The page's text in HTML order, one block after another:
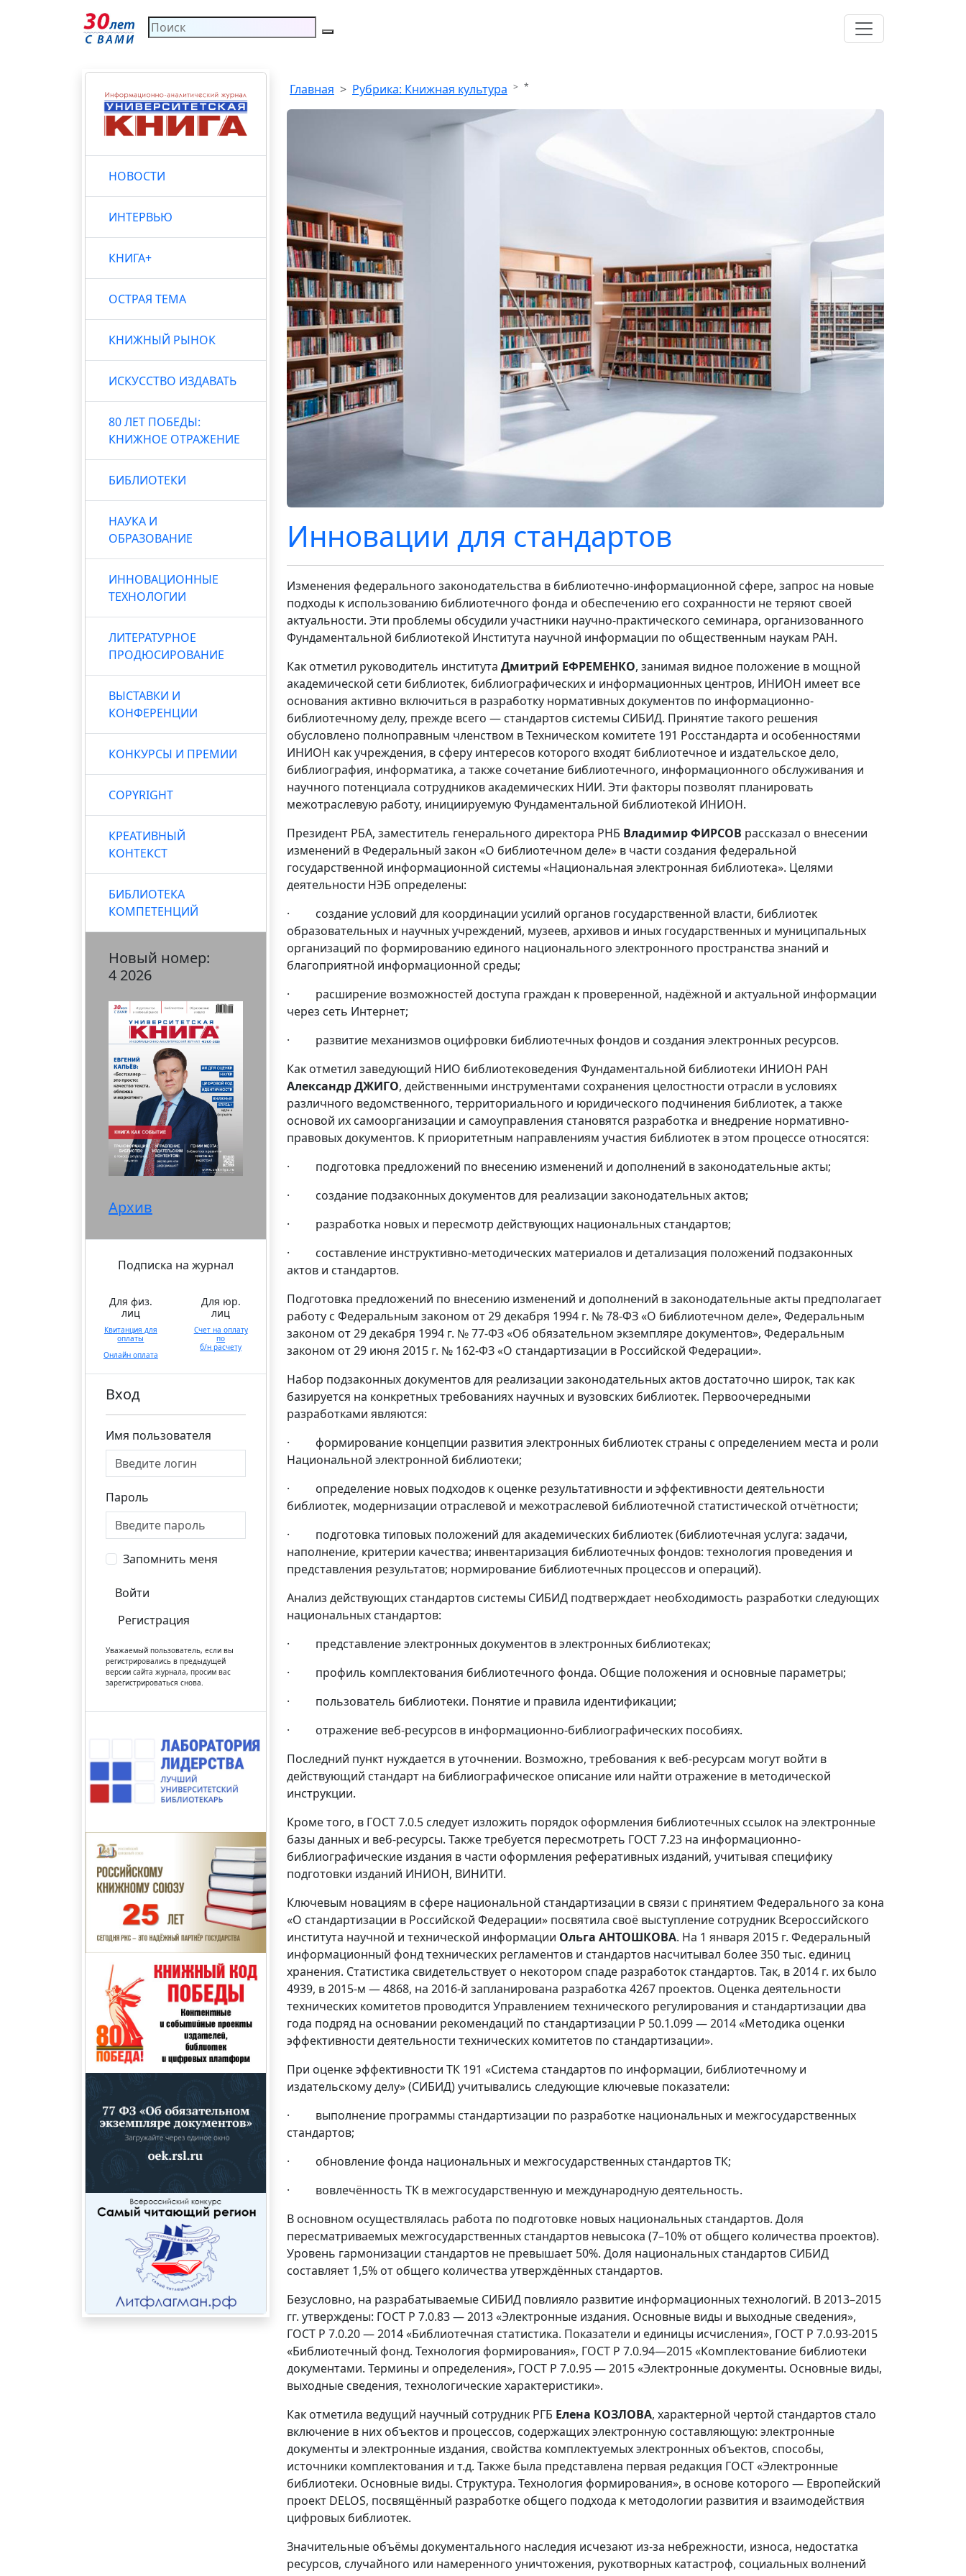
НОВОСТИ
ИНТЕРВЬЮ
КНИГА+
ОСТРАЯ ТЕМА
КНИЖНЫЙ РЫНОК
ИСКУССТВО ИЗДАВАТЬ
80 ЛЕТ ПОБЕДЫ:
КНИЖНОЕ ОТРАЖЕНИЕ
БИБЛИОТЕКИ
НАУКА И
ОБРАЗОВАНИЕ
ИННОВАЦИОННЫЕ
ТЕХНОЛОГИИ
ЛИТЕРАТУРНОЕ
ПРОДЮСИРОВАНИЕ
ВЫСТАВКИ И
КОНФЕРЕНЦИИ
КОНКУРСЫ И ПРЕМИИ
COPYRIGHT
КРЕАТИВНЫЙ
КОНТЕКСТ
БИБЛИОТЕКА
КОМПЕТЕНЦИЙ
Новый номер:
4 2026
Архив
Подписка на журнал
Для физ.
лиц
Квитанция для
оплаты
Онлайн оплата
Для юр.
лиц
Счет на оплату
по
б/н расчету
Вход
Имя пользователя
Пароль
Запомнить меня
Войти
Регистрация
Уважаемый пользователь, если вы
регистрировались в предыдущей
версии сайта журнала, просим вас
зарегистрироваться снова.
Главная Рубрика: Книжная культура *
Инновации для стандартов
Изменения федерального законодательства в библиотечно-информационной сфере, запрос на новые
подходы к использованию библиотечного фонда и обеспечению его сохранности не теряют своей
актуальности. Эти проблемы обсудили участники научно-практического семинара, организованного
Фундаментальной библиотекой Института научной информации по общественным наукам РАН.
Как отметил руководитель института Дмитрий ЕФРЕМЕНКО, занимая видное положение в мощной
академической сети библиотек, библиографических и информационных центров, ИНИОН имеет все
основания активно включиться в разработку нормативных документов по информационно-
библиотечному делу, прежде всего — стандартов системы СИБИД. Принятие такого решения
обусловлено полноправным членством в Техническом комитете 191 Росстандарта и особенностями
ИНИОН как учреждения, в сферу интересов которого входят библиотечное и издательское дело,
библиография, информатика, а также сочетание библиотечного, информационного обслуживания и
научного потенциала сотрудников академических НИИ. Эти факторы позволят планировать
межотраслевую работу, инициируемую Фундаментальной библиотекой ИНИОН.
Президент РБА, заместитель генерального директора РНБ Владимир ФИРСОВ рассказал о внесении
изменений в Федеральный закон «О библиотечном деле» в части создания федеральной
государственной информационной системы «Национальная электронная библиотека». Целями
деятельности НЭБ определены:
· создание условий для координации усилий органов государственной власти, библиотек
образовательных и научных учреждений, музеев, архивов и иных государственных и муниципальных
организаций по формированию единого национального электронного пространства знаний и
благоприятной информационной среды;
· расширение возможностей доступа граждан к проверенной, надёжной и актуальной информации
через сеть Интернет;
· развитие механизмов оцифровки библиотечных фондов и создания электронных ресурсов.
Как отметил заведующий НИО библиотековедения Фундаментальной библиотеки ИНИОН РАН
Александр ДЖИГО, действенными инструментами сохранения целостности отрасли в условиях
различного ведомственного, территориального и юридического подчинения библиотек, а также
основой их самоорганизации и самоуправления становятся разработка и внедрение нормативно-
правовых документов. К приоритетным направлениям участия библиотек в этом процессе относятся:
· подготовка предложений по внесению изменений и дополнений в законодательные акты;
· создание подзаконных документов для реализации законодательных актов;
· разработка новых и пересмотр действующих национальных стандартов;
· составление инструктивно-методических материалов и детализация положений подзаконных
актов и стандартов.
Подготовка предложений по внесению изменений и дополнений в законодательные акты предполагает
работу с Федеральным законом от 29 декабря 1994 г. № 78-ФЗ «О библиотечном деле», Федеральным
законом от 29 декабря 1994 г. № 77-ФЗ «Об обязательном экземпляре документов», Федеральным
законом от 29 июня 2015 г. № 162-ФЗ «О стандартизации в Российской Федерации».
Набор подзаконных документов для реализации законодательных актов достаточно широк, так как
базируется на конкретных требованиях научных и вузовских библиотек. Первоочередными
разработками являются:
· формирование концепции развития электронных библиотек страны с определением места и роли
Национальной электронной библиотеки;
· определение новых подходов к оценке результативности и эффективности деятельности
библиотек, модернизации отраслевой и межотраслевой библиотечной статистической отчётности;
· подготовка типовых положений для академических библиотек (библиотечная услуга: задачи,
наполнение, критерии качества; инвентаризация библиотечных фондов: технология проведения и
представления результатов; нормирование библиотечных процессов и операций).
Анализ действующих стандартов системы СИБИД подтверждает необходимость разработки следующих
национальных стандартов:
· представление электронных документов в электронных библиотеках;
· профиль комплектования библиотечного фонда. Общие положения и основные параметры;
· пользователь библиотеки. Понятие и правила идентификации;
· отражение веб-ресурсов в информационно-библиографических пособиях.
Последний пункт нуждается в уточнении. Возможно, требования к веб-ресурсам могут войти в
действующий стандарт на библиографическое описание или найти отражение в методической
инструкции.
Кроме того, в ГОСТ 7.0.5 следует изложить порядок оформления библиотечных ссылок на электронные
базы данных и веб-ресурсы. Также требуется пересмотреть ГОСТ 7.23 на информационно-
библиографические издания в части оформления реферативных изданий, учитывая специфику
подготовки изданий ИНИОН, ВИНИТИ.
Ключевым новациям в сфере национальной стандартизации в связи с принятием Федерального за кона
«О стандартизации в Российской Федерации» посвятила своё выступление сотрудник Всероссийского
института научной и технической информации Ольга АНТОШКОВА. На 1 января 2015 г. Федеральный
информационный фонд технических регламентов и стандартов насчитывал более 350 тыс. единиц
хранения. Статистика свидетельствует о некотором спаде разработок стандартов. Так, в 2014 г. их было
4939, в 2015-м — 4868, на 2016-й запланирована разработка 4267 проектов. Оценка деятельности
технических комитетов проводится Управлением технического регулирования и стандартизации два
года подряд на основании рекомендаций по стандартизации Р 50.1.099 — 2014 «Методика оценки
эффективности деятельности технических комитетов по стандартизации».
При оценке эффективности ТК 191 «Система стандартов по информации, библиотечному и
издательскому делу» (СИБИД) учитывались следующие ключевые показатели:
· выполнение программы стандартизации по разработке национальных и межгосударственных
стандартов;
· обновление фонда национальных и межгосударственных стандартов ТК;
· вовлечённость ТК в межгосударственную и международную деятельность.
В основном осуществлялась работа по подготовке новых национальных стандартов. Доля
пересматриваемых межгосударственных стандартов невысока (7–10% от общего количества проектов).
Уровень гармонизации стандартов не превышает 50%. Доля национальных стандартов СИБИД
составляет 1,5% от общего количества утверждённых стандартов.
Безусловно, на разрабатываемые СИБИД повлияло развитие информационных технологий. В 2013–2015
гг. утверждены: ГОСТ Р 7.0.83 — 2013 «Электронные издания. Основные виды и выходные сведения»,
ГОСТ Р 7.0.20 — 2014 «Библиотечная статистика. Показатели и единицы исчисления», ГОСТ Р 7.0.93-2015
«Библиотечный фонд. Технология формирования», ГОСТ Р 7.0.94—2015 «Комплектование библиотеки
документами. Термины и определения», ГОСТ Р 7.0.95 — 2015 «Электронные документы. Основные виды,
выходные сведения, технологические характеристики».
Как отметила ведущий научный сотрудник РГБ Елена КОЗЛОВА, характерной чертой стандартов стало
включение в них объектов и процессов, содержащих электронную составляющую: электронные
документы и электронные издания, свойства комплектуемых электронных объектов, способы,
источники комплектования и т.д. Также была представлена первая редакция ГОСТ «Электронные
библиотеки. Основные виды. Структура. Технология формирования», в основе которого — Европейский
проект DELOS, посвящённый разработке общего подхода к методологии развития и взаимодействия
цифровых библиотек.
Значительные объёмы документального наследия исчезают из-за небрежности, износа, недостатка
ресурсов, случайного или намеренного уничтожения, рукотворных катастроф, социальных волнений